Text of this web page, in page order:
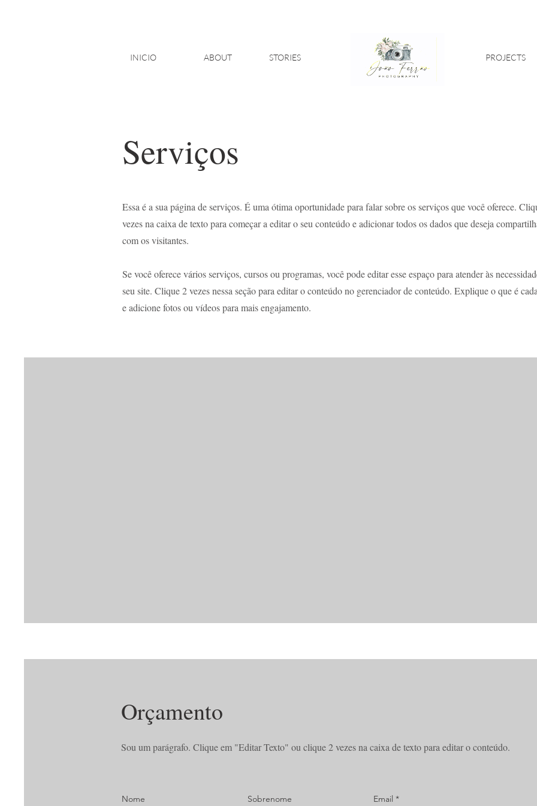
INICIO ABOUT STORIES PROJECTS
Serviços
Essa é a sua página de serviços. É uma ótima oportunidade para falar sobre os serviços que você oferece.
vezes na caixa de texto para começar a editar o seu conteúdo e adicionar todos os dados que deseja
com os visitantes.
Se você oferece vários serviços, cursos ou programas, você pode editar esse espaço para atender às
seu site. Clique 2 vezes nessa seção para editar o conteúdo no gerenciador de conteúdo. Explique o que é
e adicione fotos ou vídeos para mais engajamento.
Orçamento
Sou um parágrafo. Clique em "Editar Texto" ou clique 2 vezes na caixa de texto para editar o conteúdo.
Nome Sobrenome Email